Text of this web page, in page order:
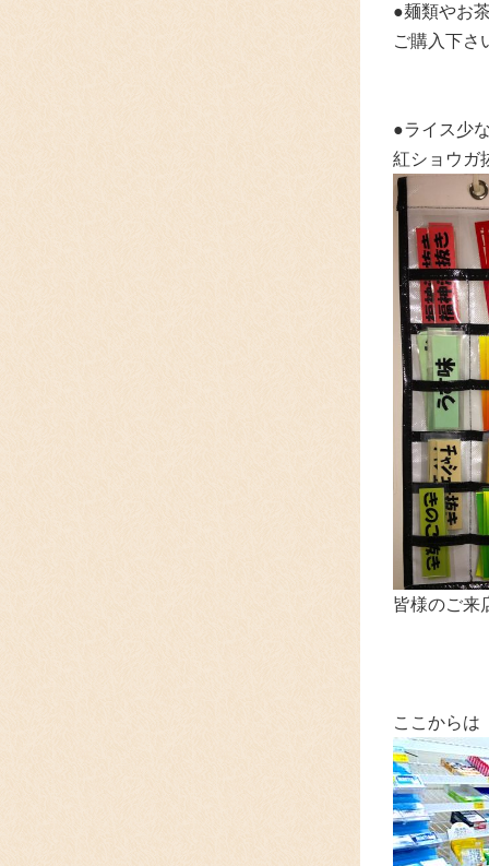
●麺類やお
ご購入下さ
●ライス少
紅ショウガ
皆様のご来
ここからは